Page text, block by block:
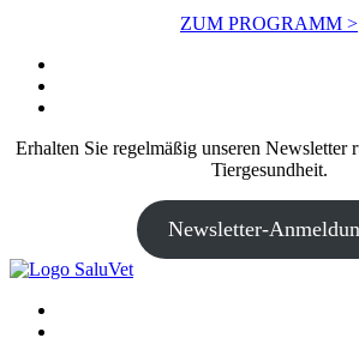
ZUM PROGRAMM >
Erhalten Sie regelmäßig unseren Newsletter
Tiergesundheit.
Newsletter-